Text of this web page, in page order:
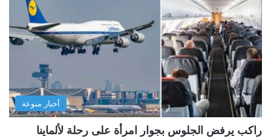
أخبار منوعة
راكب يرفض الجلوس بجوار امرأة على رحلة لألماينا